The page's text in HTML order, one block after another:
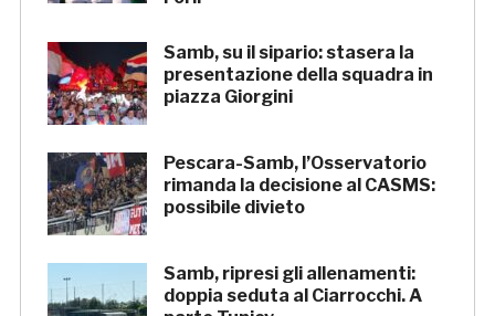
Samb, su il sipario: stasera la
presentazione della squadra in
piazza Giorgini
Pescara-Samb, l’Osservatorio
rimanda la decisione al CASMS:
possibile divieto
Samb, ripresi gli allenamenti:
doppia seduta al Ciarrocchi. A